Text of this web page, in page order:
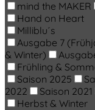
mind the MAKER
Hand on Heart
Milliblu´s
Ausgabe 7
& Winter)
Frühling &
Saison 2025
2022
Saison 2021
Herbst & Winter